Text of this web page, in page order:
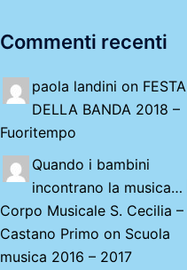
Commenti recenti
paola landini on FESTA
DELLA BANDA 2018 –
Fuoritempo
Quando i bambini
incontrano la musica… |
Corpo Musicale S. Cecilia –
Castano Primo on Scuola
musica 2016 – 2017